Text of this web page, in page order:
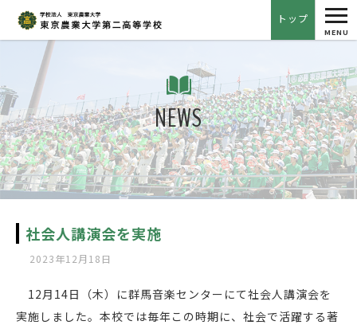
トップ
MENU
NEWS
社会人講演会を実施
2023年12月18日
12月14日（木）に群馬音楽センターにて社会人講演会を
実施しました。本校では毎年この時期に、社会で活躍する著